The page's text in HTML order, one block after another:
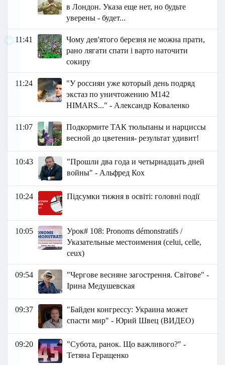
в Лондон. Указа еще нет, но будьте
уверены - будет...
11:41
Чому дев'ятого березня не можна прати,
рано лягати спати і варто наточити
сокиру
11:24
"У россиян уже который день подряд
экстаз по уничтожению М142
HIMARS..." - Александр Коваленко
11:07
Подкормите ТАК тюльпаны и нарциссы
весной до цветения- результат удивит!
10:43
"Прошли два года и четырнадцать дней
войны" - Альфред Кох
10:24 Підсумки тижня в освіті: головні події
10:05
Урок# 108: Pronoms démonstratifs /
Указательные местоимения (celui, celle,
ceux)
09:54
"Чергове весняне загострення. Світове" -
Ірина Медушевская
09:37
"Байден конгрессу: Украина может
спасти мир" - Юрий Швец (ВИДЕО)
09:20
"Субота, ранок. Що важливого?" -
Тетяна Геращенко